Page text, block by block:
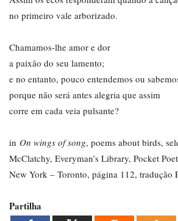
no primeiro vale arborizado.
Chamamos-lhe amor e dor
a paixão do seu lamento;
e no entanto, pouco entendemos ou
porque não será antes alegria que assim
corre em cada veia pulsante?
in On wings of song, poems about birds,
McClatchy, Everyman’s Library, Pocket
New York – Toronto, página 112, tradução
Partilha